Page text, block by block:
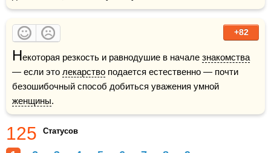
+82
Некоторая резкость и равнодушие в начале знакомства
— если это лекарство подается естественно — почти
женщины.
125 Статусов